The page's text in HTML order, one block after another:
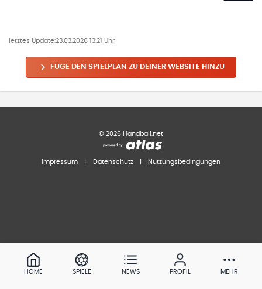
letztes Update:23.03.2026 13:21 Uhr
FÜGE DEN SPIELPLAN ZU DEINER WEBSITE HINZU
© 2026 Handball.net
Impressum Datenschutz Nutzungsbedingungen
HOME SPIELE NEWS PROFIL MEHR